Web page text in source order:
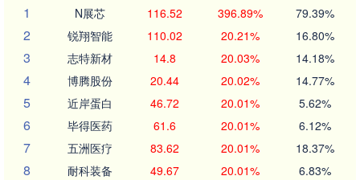
1
N展芯 116.52 396.89% 79.39%
2 锐翔智能 110.02 20.21% 16.80%
3 志特新材 14.8 20.03% 14.18%
4 博腾股份 20.44 20.02% 14.77%
5 近岸蛋白 46.72 20.01% 5.62%
6 毕得医药 61.6 20.01% 6.12%
7 五洲医疗 83.62 20.01% 18.37%
8 耐科装备 49.67 20.01% 6.83%